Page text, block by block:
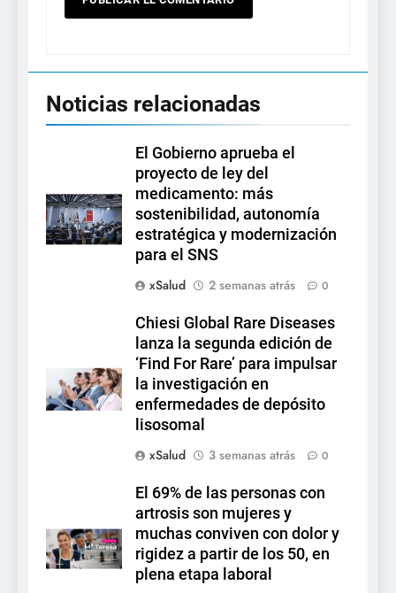
Noticias relacionadas
El Gobierno aprueba el
proyecto de ley del
medicamento: más
sostenibilidad, autonomía
estratégica y modernización
para el SNS
xSalud
2 semanas atrás 0
Chiesi Global Rare Diseases
lanza la segunda edición de
‘Find For Rare’ para impulsar
la investigación en
enfermedades de depósito
lisosomal
xSalud
3 semanas atrás 0
El 69% de las personas con
artrosis son mujeres y
muchas conviven con dolor y
rigidez a partir de los 50, en
plena etapa laboral